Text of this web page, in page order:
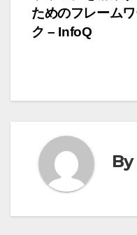
ナ
ビ
ー
シ
ョ
ン
ためのフレーム
ク – InfoQ
By